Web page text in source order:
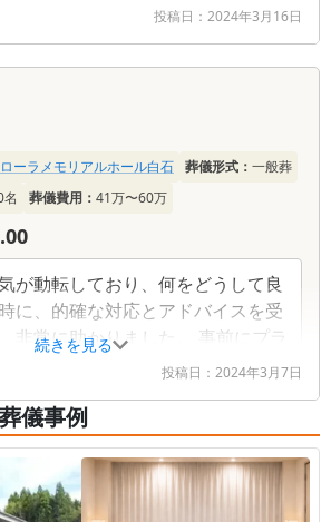
投稿日： 2024年3月16日
続きを見る
ーラメモリアルホール白石 葬儀形式： 一般葬
葬儀費用： 41万〜60万
が動転しており、何をどうして良
に、的確な対応とアドバイスを受
非常に助かりました。 事前にプラ
事で、全体的に安く済んだのも助
投稿日： 2024年3月7日
儀事例